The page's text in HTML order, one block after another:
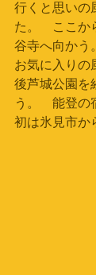
行くと思いの
た。　ここか
谷寺へ向かう
お気に入りの
後芦城公園を
う。　能登の
初は氷見市か